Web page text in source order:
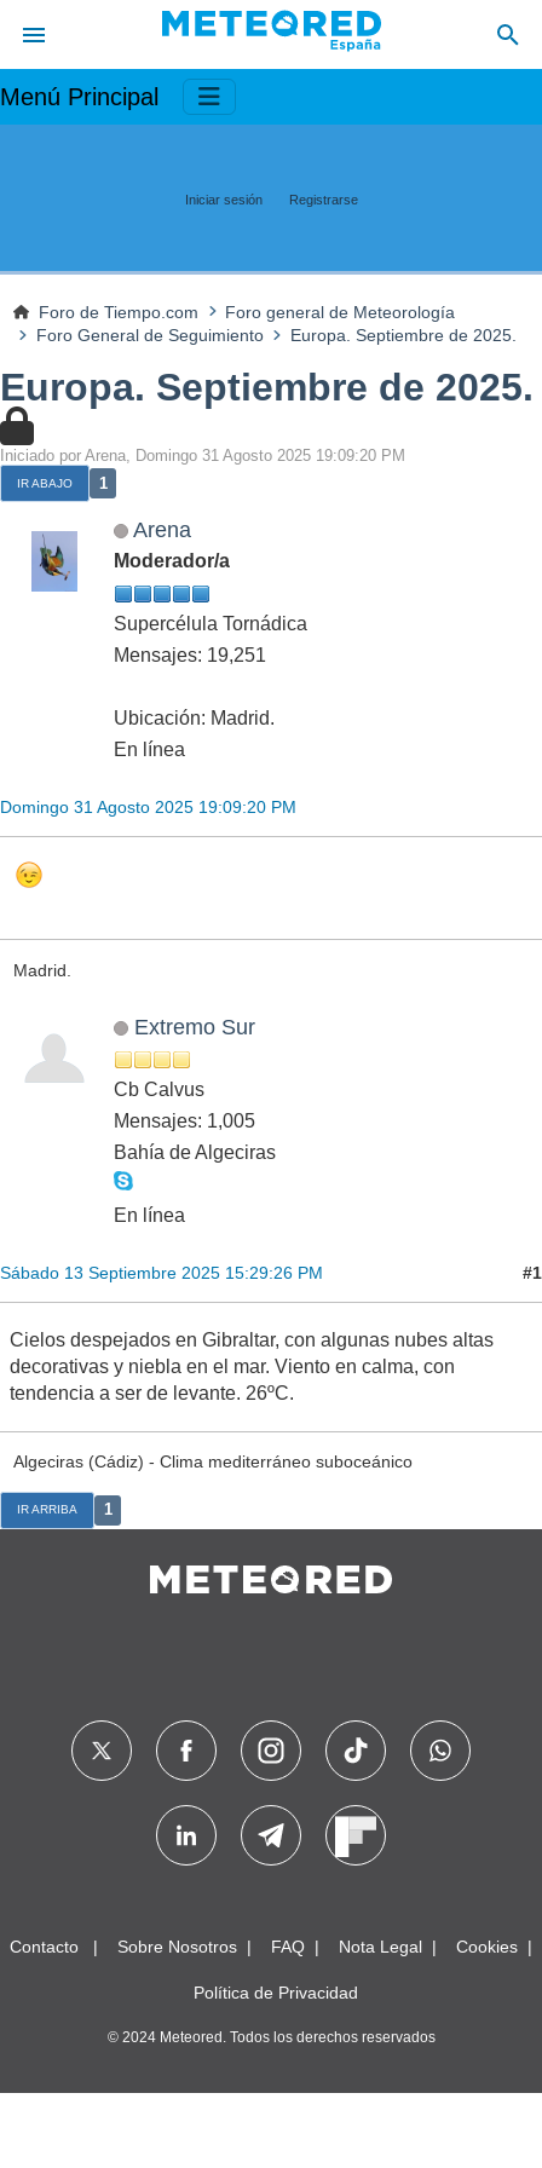
Menú Principal
Iniciar sesión Registrarse
Foro de Tiempo.com
Foro general de Meteorología
Foro General de Seguimiento
Europa. Septiembre de 2025.
Europa. Septiembre de 2025.
Iniciado por Arena, Domingo 31 Agosto 2025 19:09:20 PM
IR ABAJO 1
Arena
Moderador/a
Supercélula Tornádica
Mensajes: 19,251
Ubicación: Madrid.
En línea
Domingo 31 Agosto 2025 19:09:20 PM
Madrid.
Extremo Sur
Cb Calvus
Mensajes: 1,005
Bahía de Algeciras
En línea
Sábado 13 Septiembre 2025 15:29:26 PM #1
Cielos despejados en Gibraltar, con algunas nubes altas
decorativas y niebla en el mar. Viento en calma, con
tendencia a ser de levante. 26ºC.
Algeciras (Cádiz) - Clima mediterráneo suboceánico
IR ARRIBA 1
Contacto Sobre Nosotros FAQ Nota Legal Cookies
Política de Privacidad
© 2024 Meteored. Todos los derechos reservados